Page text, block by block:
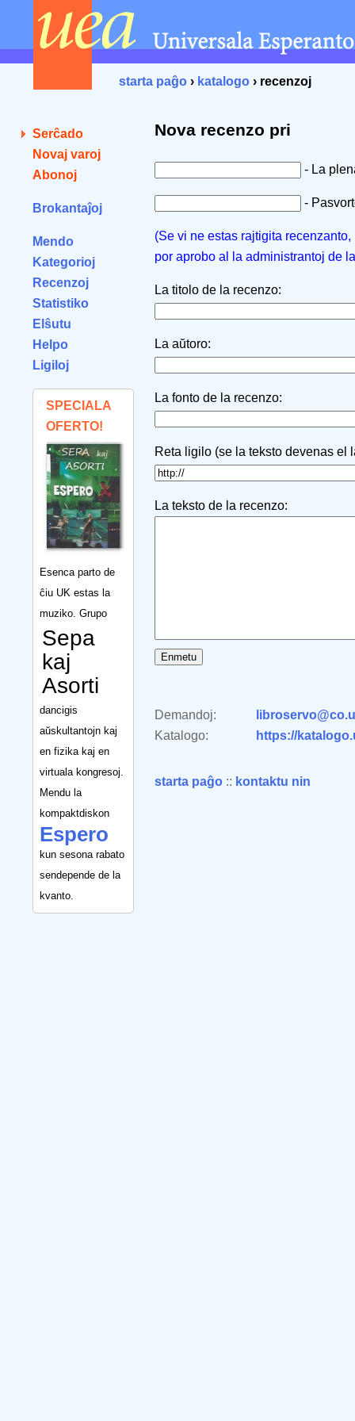
starta paĝo › katalogo › recenzoj
Serĉado
Novaj varoj
Abonoj
Brokantaĵoj
Mendo
Kategorioj
Recenzoj
Statistiko
Elŝutu
Helpo
Ligiloj
SPECIALA
OFERTO!
Esenca parto de
ĉiu UK estas la
muziko. Grupo
Sepa
kaj
Asorti
dancigis
aŭskultantojn kaj
en fizika kaj en
virtuala kongresoj.
Mendu la
kompaktdiskon
Espero
kun sesona rabato
sendepende de la
kvanto.
Nova recenzo pri
- La
-
(Se vi ne estas rajtigita
por aprobo al la administrantoj de
La titolo de la recenzo:
La aŭtoro:
La fonto de la recenzo:
Reta ligilo (se la teksto devenas el
La teksto de la recenzo:
Demandoj:
Katalogo:
https://
starta paĝo :: kontaktu nin